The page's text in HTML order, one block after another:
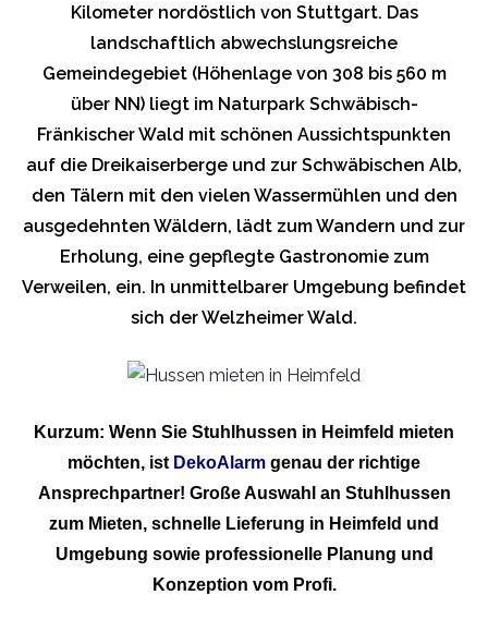
Kilometer nordöstlich von Stuttgart. Das
landschaftlich abwechslungsreiche
Gemeindegebiet (Höhenlage von 308 bis 560 m
über NN) liegt im Naturpark Schwäbisch-
Fränkischer Wald mit schönen Aussichtspunkten
auf die Dreikaiserberge und zur Schwäbischen Alb,
den Tälern mit den vielen Wassermühlen und den
ausgedehnten Wäldern, lädt zum Wandern und zur
Erholung, eine gepflegte Gastronomie zum
Verweilen, ein. In unmittelbarer Umgebung befindet
sich der Welzheimer Wald.
Kurzum: Wenn Sie Stuhlhussen in Heimfeld mieten
möchten, ist DekoAlarm genau der richtige
Ansprechpartner! Große Auswahl an Stuhlhussen
zum Mieten, schnelle Lieferung in Heimfeld und
Umgebung sowie professionelle Planung und
Konzeption vom Profi.